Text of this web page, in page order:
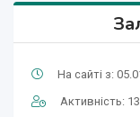
На сайті з:
Активність: